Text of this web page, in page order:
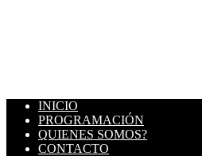
INICIO
PROGRAMACIÓN
QUIENES SOMOS?
CONTACTO